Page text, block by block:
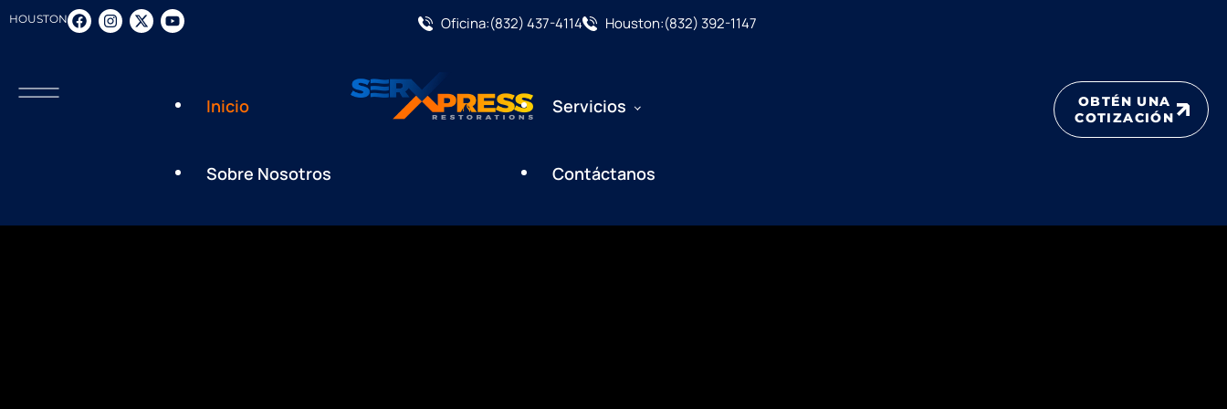
HOUSTON Oficina:(832) 437-4114 Houston:(832) 392-1147
Inicio
Sobre Nosotros
Servicios
Contáctanos
OBTÉN UNA
COTIZACIÓN